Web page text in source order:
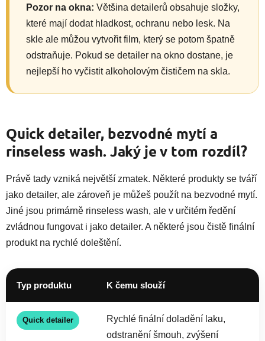
Pozor na okna: Většina detailerů obsahuje složky,
které mají dodat hladkost, ochranu nebo lesk. Na
skle ale můžou vytvořit film, který se potom špatně
odstraňuje. Pokud se detailer na okno dostane, je
nejlepší ho vyčistit alkoholovým čističem na skla.
Quick detailer, bezvodné mytí a
rinseless wash. Jaký je v tom rozdíl?
Právě tady vzniká největší zmatek. Některé produkty se tváří
jako detailer, ale zároveň je můžeš použít na bezvodné mytí.
Jiné jsou primárně rinseless wash, ale v určitém ředění
zvládnou fungovat i jako detailer. A některé jsou čistě finální
produkt na rychlé doleštění.
Typ produktu K čemu slouží
Quick detailer
Rychlé finální doladění laku,
odstranění šmouh, zvýšení